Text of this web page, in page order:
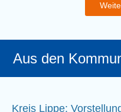
Aus den
Kreis Lippe: